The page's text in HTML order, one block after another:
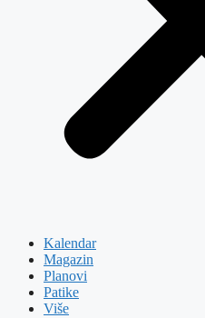
Kalendar
Magazin
Planovi
Patike
Više